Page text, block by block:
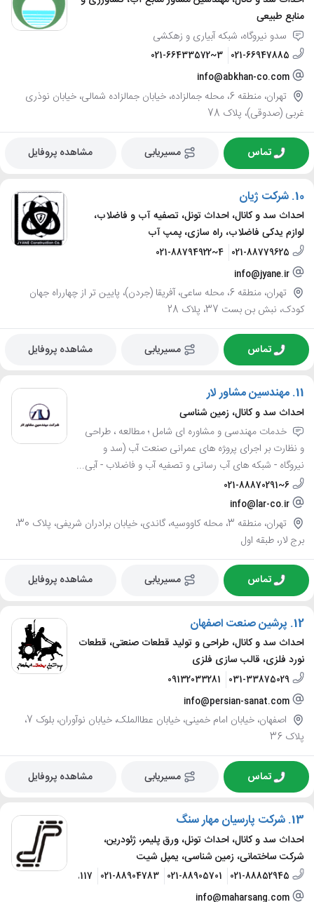
منابع طبیعی
سدو نیروگاه، شبکه آبیاری و زهکشی
021-66947885
021-66433572~3
info@abkhan-co.com
تهران، منطقه 6، محله جمالزاده، خیابان جمالزاده شمالی، خیابان نوذری
غربی (صدوقی)، پلاک 78
تماس مسیریابی مشاهده پروفایل
10. شرکت ژیان
احداث سد و کانال، احداث تونل، تصفیه آب و فاضلاب،
لوازم یدکی فاضلاب، راه سازی، پمپ آب
021-88779625
021-88794922~4
info@jyane.ir
تهران، منطقه 6، محله ساعی، آفریقا (جردن)، پایین تر از چهارراه جهان
کودک، نبش بن بست 37، پلاک 28
تماس مسیریابی مشاهده پروفایل
11. مهندسین مشاور لار
احداث سد و کانال، زمین شناسی
خدمات مهندسی و مشاوره ای شامل ؛ مطالعه ، طراحی
و نظارت بر اجرای پرو‍‍ژه های عمرانی صنعت آب (سد و
نیروگاه - شبکه های آب رسانی و تصفیه آب و فاضلاب - آبی...
021-88870291~6
info@lar-co.ir
تهران، منطقه 3، محله کاووسیه، گاندی، خیابان برادران شریفی، پلاک 30،
برج لار، طبقه اول
تماس مسیریابی مشاهده پروفایل
12. پرشین صنعت اصفهان
احداث سد و کانال، طراحی و تولید قطعات صنعتی، قطعات
نورد فلزی، قالب سازی فلزی
031-33875029
09132033281
info@persian-sanat.com
اصفهان، خیابان امام خمینی، خیابان عطاالملک، خیابان نوآوران، بلوک 7،
پلاک 36
تماس مسیریابی مشاهده پروفایل
13. شرکت پارسیان مهار سنگ
احداث سد و کانال، احداث تونل، ورق پلیمر، ژئودرین،
شرکت ساختمانی، زمین شناسی، یمپل شیت
021-88852945
021-88905701
021-88904783
09198108117
info@maharsang.com